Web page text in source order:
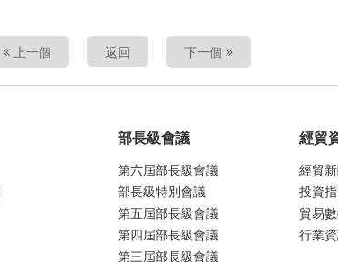
上一個 返回 下一個
部長級會議
第六屆部長級會議
部長級特別會議
第五屆部長級會議
第四屆部長級會議
第三屆部長級會議
經貿
經貿
投資
貿易
行業